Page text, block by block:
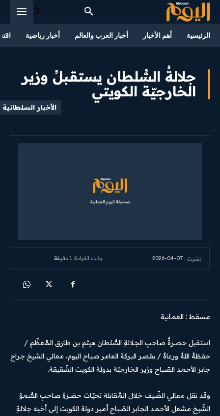
الرئيسية أهم الأخبار أخبار العرب والعالم أخبار رياضية
جلالةُ السُّلطان يستقبلُ وزير
الخارجيّة الكويتي
الأخبار السلطانية
نشرت : 2026-04-07 وقت القراءة: 1 دقيقة
مسقط : العمانية
استقبل حضرةُ صاحبِ الجلالةِ السُّلطان هيثم بن طارق المُعظّم /
حفظهُ اللهُ ورعاهُ / بقصر البركة العامر صباح اليوم، معالي الشيخ جراح
جابر الأحمد الصّباح وزير الخارجيّة بدولة الكويت الشّقيقة.
وقد نقل معالي الضّيف خلال المُقابلة تحيّات حضرةِ صاحبِ السُّموّ
الشّيخ مشعل الأحمد الجابر الصّباح أمير دولة الكويت إلى أخيه جلالةِ